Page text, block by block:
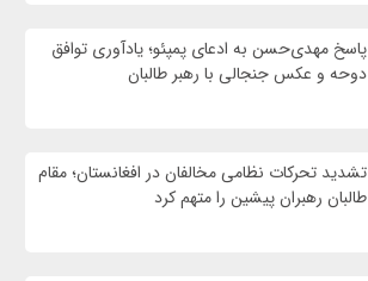
پاسخ مهدی‌حسن به ادعای پمپئو؛ یادآوری توافق
دوحه و عکس جنجالی با رهبر طالبان
تشدید تحرکات نظامی مخالفان در افغانستان؛ مقام
طالبان رهبران پیشین را متهم کرد